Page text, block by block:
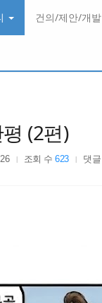
건의/제안/개발
(2편)
조회 수623 댓글